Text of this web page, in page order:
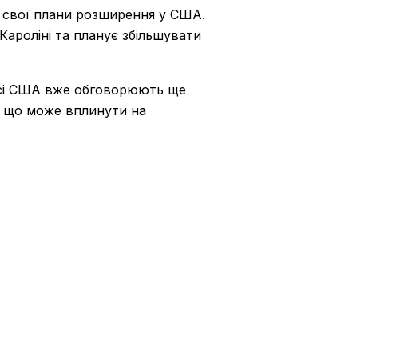
свої плани розширення у США.
та планує збільшувати
США вже обговорюють ще
що може вплинути на